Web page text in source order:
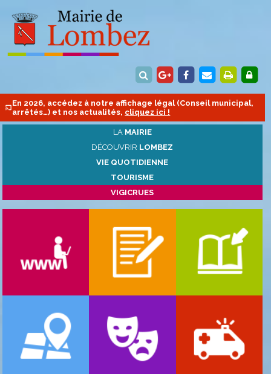
En 2026, accédez à notre affichage légal (Conseil municipal,
arrêtés…) et nos actualités, cliquez ici !
LA MAIRIE
DÉCOUVRIR LOMBEZ
VIE QUOTIDIENNE
TOURISME
VIGICRUES